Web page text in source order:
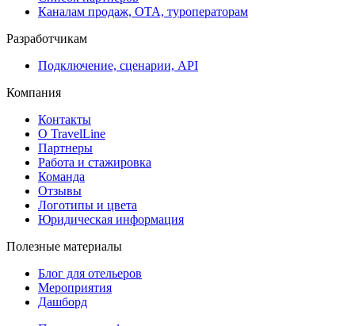
Каналам продаж, ОТА, туроператорам
Разработчикам
Подключение, сценарии, API
Компания
Контакты
О TravelLine
Партнеры
Работа и стажировка
Команда
Отзывы
Логотипы и цвета
Юридическая информация
Полезные материалы
Блог для отельеров
Мероприятия
Дашборд